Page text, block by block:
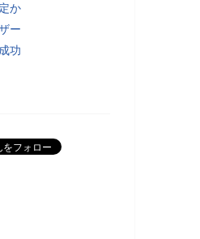
か
ー
功